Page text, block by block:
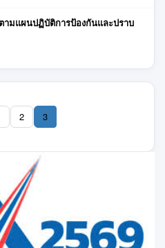
ามแผนปฏิบัติการป้องกันและปราบ
2 3